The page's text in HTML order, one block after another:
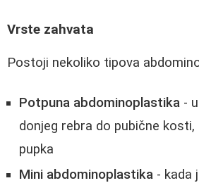
Vrste zahvata
Postoji nekoliko tipova
Potpuna abdominoplastika -
donjeg rebra do pubične
pupka
Mini abdominoplastika - kada